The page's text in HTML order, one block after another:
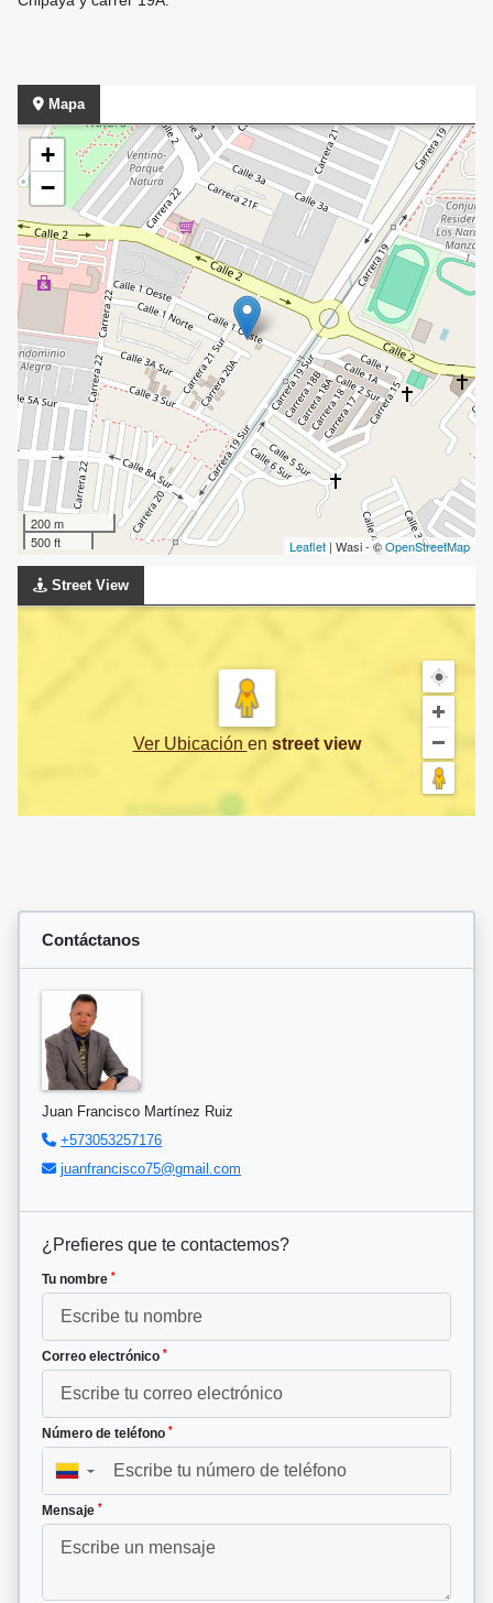
Mapa
+
−
200 m
500 ft
Leaflet | Wasi - ©OpenStreetMap
Street View
Ver Ubicación en street view
Contáctanos
Juan Francisco Martínez Ruiz
+573053257176
juanfrancisco75@gmail.com
¿Prefieres que te contactemos?
Tu nombre *
Correo electrónico *
Número de teléfono *
▼
Mensaje *